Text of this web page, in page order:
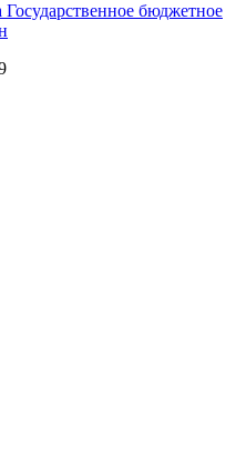
Государственное бюджетное